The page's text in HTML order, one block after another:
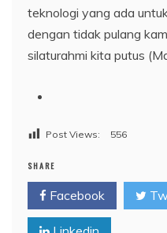
teknologi yang ada
dengan tidak pulang
silaturahmi kita putus
Post Views: 556
SHARE
Facebook